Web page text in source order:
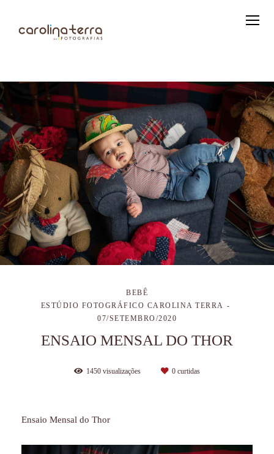
BEBÊ
ESTÚDIO FOTOGRÁFICO CAROLINA TERRA
07/SETEMBRO/2020
ENSAIO MENSAL DO THOR
1450 visualizações 0 curtidas
Ensaio Mensal do Thor